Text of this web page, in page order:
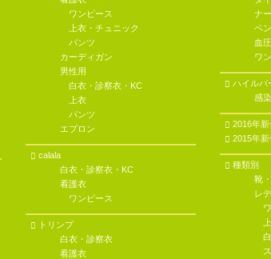
ワンピース
上衣・チュニック
パンツ
カーディガン
男性用
白衣・診察衣・KC
上衣
パンツ
エプロン
calala
白衣・診察衣・KC
看護衣
ワンピース
トリンプ
白衣・診察衣
看護衣
ナ
ペ
血
ワ
ハイルバ
感
2016年
2015年
種類別
靴
レ